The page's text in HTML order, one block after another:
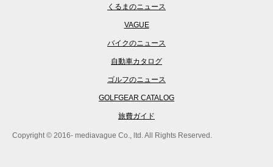
くるまのニュース
VAGUE
バイクのニュース
自動車カタログ
ゴルフのニュース
GOLFGEAR CATALOG
旅費ガイド
Copyright © 2016- mediavague Co., ltd. All Rights Reserved.